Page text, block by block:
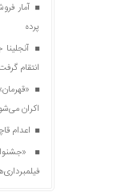
آمار
پرده
انتقام
اکران
اعدام